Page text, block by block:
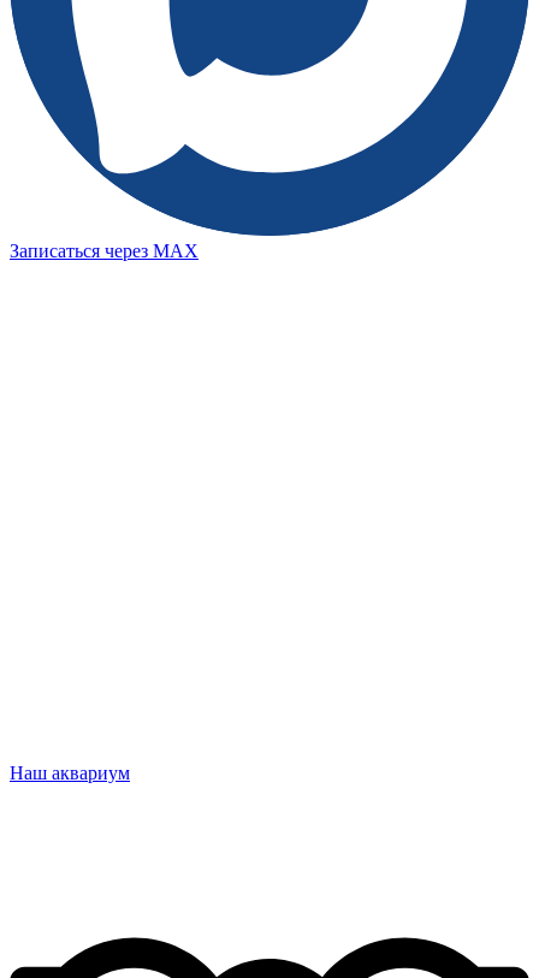
Записаться через MAX
Наш аквариум